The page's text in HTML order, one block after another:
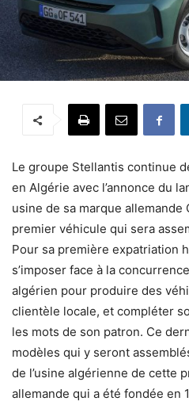
Le groupe Stellantis continue
en Algérie avec l’annonce du
usine de sa marque allemande
premier véhicule qui sera
Pour sa première expatriation
s’imposer face à la
algérien pour produire des
clientèle locale, et compléter
les mots de son patron. Ce
modèles qui y seront
de l’usine algérienne de cette
allemande qui a été fondée en